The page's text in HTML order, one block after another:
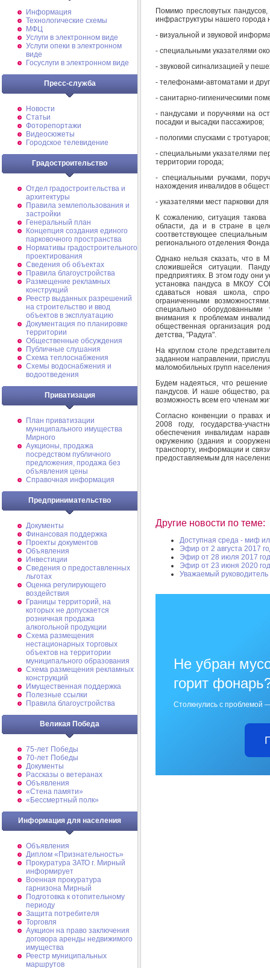
Информация
Технологические схемы
МФЦ
Услуги в электронном виде
Услуги опеки в электронном
виде
Госуслуги в электронном виде
Пресс-служба
Новости
Статьи
Фоторепортажи
Видеосюжеты
Городское телевидение
Градостроительство
Отдел градостроительства и
архитектуры
Правила землепользования и
застройки
Генеральный план
Концепция создания единого
парковочного пространства
Нормативы градостроительного
проектирования
Сведения об объектах
Правила благоустройства
Размещение рекламных
конструкций
Реестр выданных разрешений
на строительство и ввод
объектов в эксплуатацию
Документация по планировке
территории
Общественные обсуждения
Публичные слушания
Схема теплоснабжения
Схемы водоснабжения и
водоотведения
Приватизация
План приватизации
муниципального имущества
Мирного
Аукционы, продажа
посредством публичного
предложения, продажа без
объявления цены
Справочная информация
Предпринимательство
Документы
Финансовая поддержка
Проекты документов
Объявления
Инвестиции
Сведения о предоставленных
льготах
Оценка регулирующего
воздействия
Границы территорий, на
которых не допускается
розничная продажа
алкогольной продукции
Схема размещения
нестационарных торговых
объектов на территории
муниципального образования
Схема размещения рекламных
конструкций
Имущественная поддержка
Полезные ссылки
Правила благоустройства
Великая Победа
75-лет Победы
70-лет Победы
Документы
Рассказы о ветеранах
Объявления
«Стена памяти»
«Бессмертный полк»
Информация для населения
Объявления
Диплом «Признательность»
Прокуратура ЗАТО г. Мирный
информирует
Военная прокуратура
гарнизона Мирный
Подготовка к отопительному
периоду
Защита потребителя
Торговля
Аукцион на право заключения
договора аренды недвижимого
имущества
Реестр муниципальных
маршрутов
Помимо пресловутых
инфраструктуры нашего
- визуальной и звуковой
- специальными указателями
- звуковой сигнализацией у
- телефонами-автоматами и
- санитарно-гигиеническими
- пандусами и поручнями на
посадки и высадки пассажиров;
- пологими спусками с тротуаров;
- специальными указателями
территории города;
- специальными ручками,
нахождения инвалидов в
- указателями мест парковки
К сожалению, ситуация
области, да и в стране в
соответствующее
регионального отделения
Однако нельзя сказать, что в
сложившейся ситуации.
предприятиях. В этом году
установка пандуса в МКОУ
сдаваться новая школа,
ограниченными
специально
внимания к проблемам
общественная организация
детства, "Радуга".
На круглом столе
заданном направлении,
маломобильных групп
Будем надеяться, что
пандусов. И наше общество,
возможность всем его членам
Согласно конвенции о правах
2008 году, государства-
обеспечения инвалидам
окружению (здания и
транспорту, информации и
предоставляемым для
Другие новости по теме:
Доступная среда - миф
Эфир от 2 августа 2017
Эфир от 28 июля 2017
Эфир от 23 июня 2020
Уважаемый
Не убран
горит
Столкнулись с проблемой